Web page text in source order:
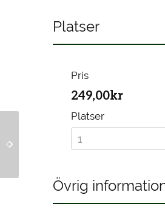
Platser
Pris
249,00kr
Platser
Övrig
Swedish Fika & FarmSwedish Fika & Farm
Experience –